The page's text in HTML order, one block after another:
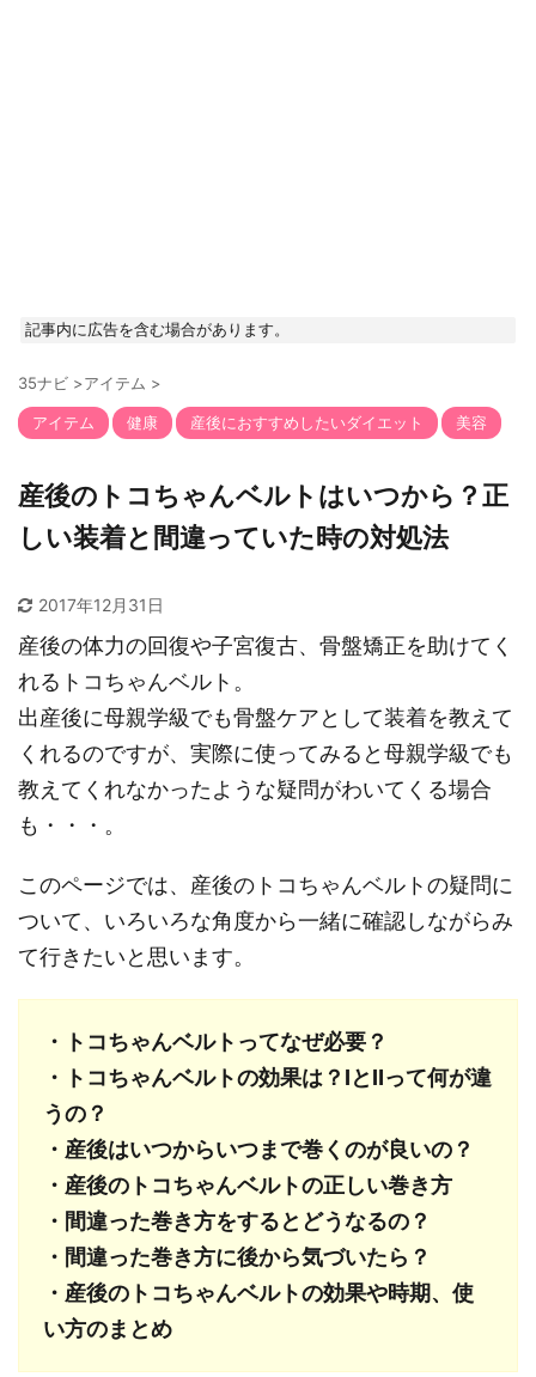
記事内に広告を含む場合があります。
35ナビ >アイテム >
アイテム 健康 産後におすすめしたいダイエット 美容
産後のトコちゃんベルトはいつから？正
しい装着と間違っていた時の対処法
2017年12月31日
産後の体力の回復や子宮復古、骨盤矯正を助けてく
れるトコちゃんベルト。
出産後に母親学級でも骨盤ケアとして装着を教えて
くれるのですが、実際に使ってみると母親学級でも
教えてくれなかったような疑問がわいてくる場合
も・・・。
このページでは、産後のトコちゃんベルトの疑問に
ついて、いろいろな角度から一緒に確認しながらみ
て行きたいと思います。
・トコちゃんベルトってなぜ必要？
・トコちゃんベルトの効果は？ⅠとⅡって何が違
うの？
・産後はいつからいつまで巻くのが良いの？
・産後のトコちゃんベルトの正しい巻き方
・間違った巻き方をするとどうなるの？
・間違った巻き方に後から気づいたら？
・産後のトコちゃんベルトの効果や時期、使
い方のまとめ